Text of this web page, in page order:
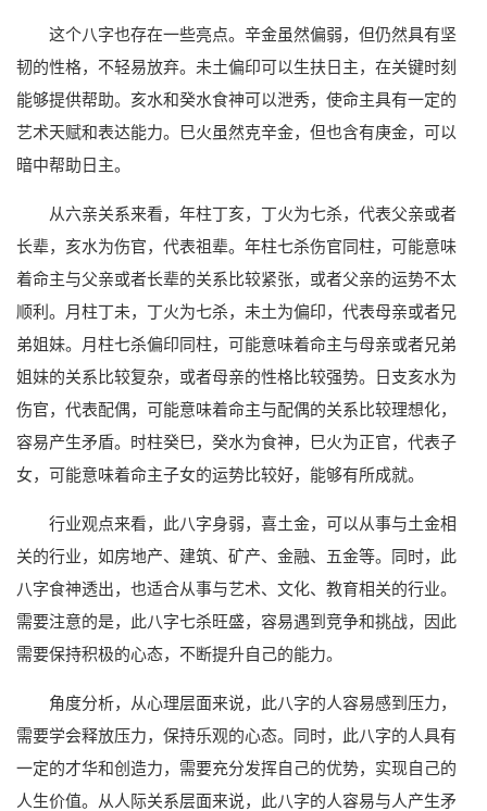
这个八字也存在一些亮点。辛金虽然偏弱，但仍然具有坚
韧的性格，不轻易放弃。未土偏印可以生扶日主，在关键时刻
能够提供帮助。亥水和癸水食神可以泄秀，使命主具有一定的
艺术天赋和表达能力。巳火虽然克辛金，但也含有庚金，可以
暗中帮助日主。
从六亲关系来看，年柱丁亥，丁火为七杀，代表父亲或者
长辈，亥水为伤官，代表祖辈。年柱七杀伤官同柱，可能意味
着命主与父亲或者长辈的关系比较紧张，或者父亲的运势不太
顺利。月柱丁未，丁火为七杀，未土为偏印，代表母亲或者兄
弟姐妹。月柱七杀偏印同柱，可能意味着命主与母亲或者兄弟
姐妹的关系比较复杂，或者母亲的性格比较强势。日支亥水为
伤官，代表配偶，可能意味着命主与配偶的关系比较理想化，
容易产生矛盾。时柱癸巳，癸水为食神，巳火为正官，代表子
女，可能意味着命主子女的运势比较好，能够有所成就。
行业观点来看，此八字身弱，喜土金，可以从事与土金相
关的行业，如房地产、建筑、矿产、金融、五金等。同时，此
八字食神透出，也适合从事与艺术、文化、教育相关的行业。
需要注意的是，此八字七杀旺盛，容易遇到竞争和挑战，因此
需要保持积极的心态，不断提升自己的能力。
角度分析，从心理层面来说，此八字的人容易感到压力，
需要学会释放压力，保持乐观的心态。同时，此八字的人具有
一定的才华和创造力，需要充分发挥自己的优势，实现自己的
人生价值。从人际关系层面来说，此八字的人容易与人产生矛